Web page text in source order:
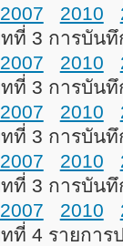
2007
2010
ที่ 3 การบัน
2007
2010
ที่ 3 การบันทึ
2007
2010
ที่ 3 การบัน
2007
2010
ที่ 3 การบันทึ
2007
2010
ที่ 4 รายการ